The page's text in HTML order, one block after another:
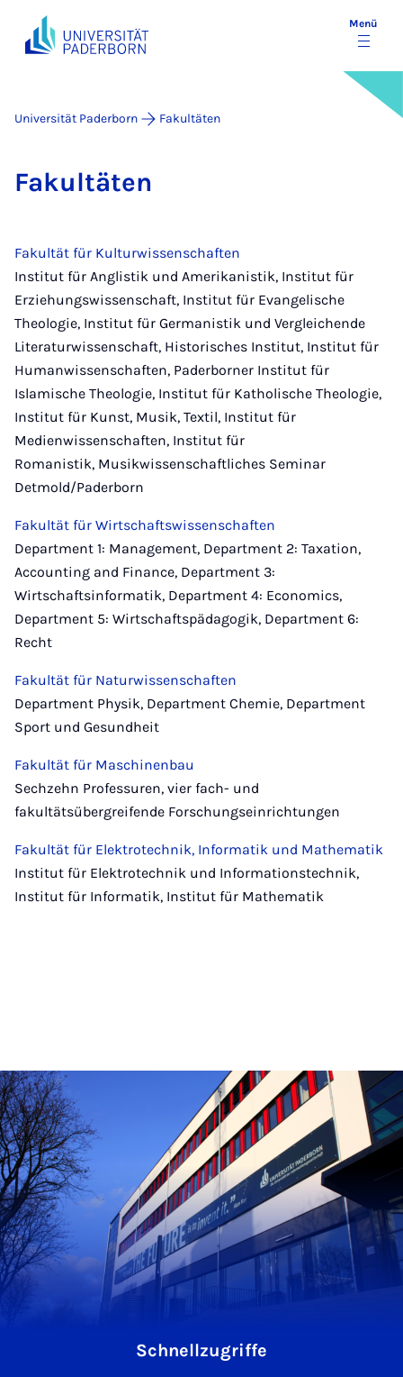
Menü
Universität Paderborn Fakultäten
Fa­kul­tä­ten
Fakultät für Kulturwissenschaften
Institut für Anglistik und Amerikanistik, Institut für
Erziehungswissenschaft, Institut für Evangelische
Theologie, Institut für Germanistik und Vergleichende
Literaturwissenschaft, Historisches Institut, Institut für
Humanwissenschaften, Paderborner Institut für
Islamische Theologie, Institut für Katholische Theologie,
Institut für Kunst, Musik, Textil, Institut für
Medienwissenschaften, Institut für
Romanistik, Musikwissenschaftliches Seminar
Detmold/Paderborn
Fakultät für Wirtschaftswissenschaften
Department 1: Management, Department 2: Taxation,
Accounting and Finance, Department 3:
Wirtschaftsinformatik, Department 4: Economics,
Department 5: Wirtschaftspädagogik, Department 6:
Recht
Fakultät für Naturwissenschaften
Department Physik, Department Chemie, Department
Sport und Gesundheit
Fakultät für Maschinenbau
Sechzehn Professuren, vier fach- und
fakultätsübergreifende Forschungseinrichtungen
Fakultät für Elektrotechnik, Informatik und Mathematik
Institut für Elektrotechnik und Informationstechnik,
Institut für Informatik, Institut für Mathematik
Schnellzugriffe